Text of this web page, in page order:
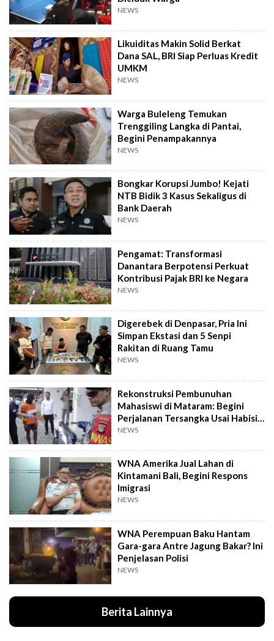
NEWS
Likuiditas Makin Solid Berkat
Dana SAL, BRI Siap Perluas Kredit
UMKM
NEWS
Warga Buleleng Temukan
Trenggiling Langka di Pantai,
Begini Penampakannya
NEWS
Bongkar Korupsi Jumbo! Kejati
NTB Bidik 3 Kasus Sekaligus di
Bank Daerah
NEWS
Pengamat: Transformasi
Danantara Berpotensi Perkuat
Kontribusi Pajak BRI ke Negara
NEWS
Digerebek di Denpasar, Pria Ini
Simpan Ekstasi dan 5 Senpi
Rakitan di Ruang Tamu
NEWS
Rekonstruksi Pembunuhan
Mahasiswi di Mataram: Begini
Perjalanan Tersangka Usai Habisi
Korban
NEWS
WNA Amerika Jual Lahan di
Kintamani Bali, Begini Respons
Imigrasi
NEWS
WNA Perempuan Baku Hantam
Gara-gara Antre Jagung Bakar? Ini
Penjelasan Polisi
NEWS
Berita Lainnya